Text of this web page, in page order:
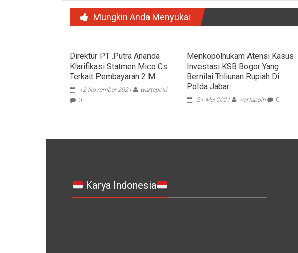
Mungkin Anda Menyukai
Direktur PT .Putra Ananda
Klarifikasi Statmen Mico Cs
Terkait Pembayaran 2 M
12 November 2021
wartapolri
0
Menkopolhukam Atensi Kasus
Investasi KSB Bogor Yang
Bernilai Triliunan Rupiah Di
Polda Jabar
21 Mei 2021 wartapolri 0
Karya Indonesia